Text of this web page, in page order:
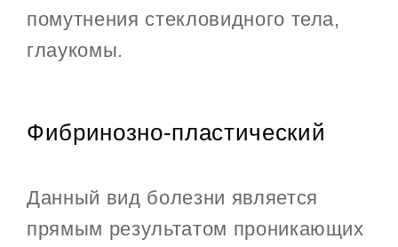
помутнения стекловидного тела,
глаукомы.
Фибринозно-пластический
Данный вид болезни является
прямым результатом проникающих